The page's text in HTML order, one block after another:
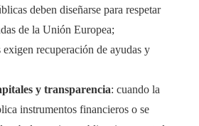
deben diseñarse para respetar
de la Unión Europea;
recuperación de ayudas y
y transparencia: cuando la
instrumentos financieros o se